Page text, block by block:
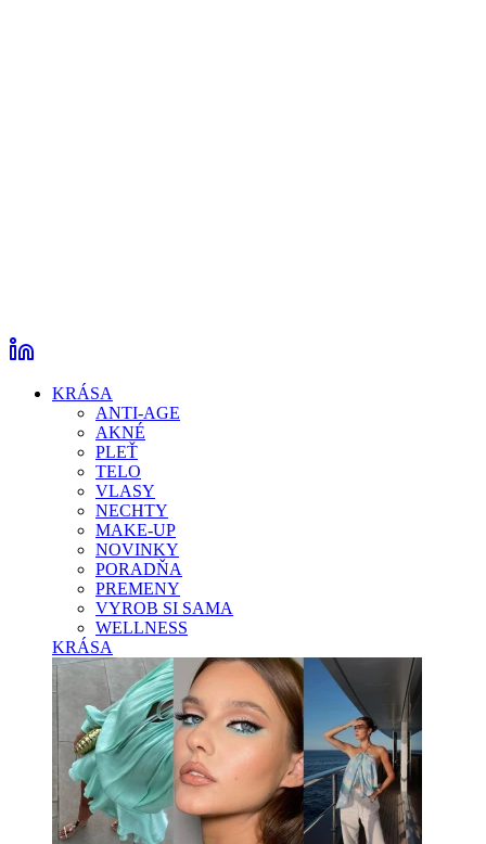
KRÁSA
ANTI-AGE
AKNÉ
PLEŤ
TELO
VLASY
NECHTY
MAKE-UP
NOVINKY
PORADŇA
PREMENY
VYROB SI SAMA
WELLNESS
KRÁSA